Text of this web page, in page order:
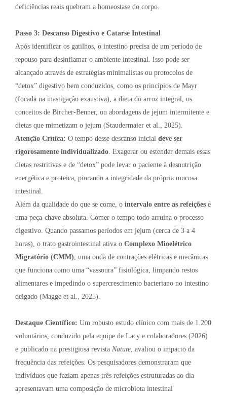
deficiências reais quebram a homeostase do corpo.
Passo 3: Descanso Digestivo e Catarse Intestinal
Após identificar os gatilhos, o intestino precisa de um período de
repouso para desinflamar o ambiente intestinal. Isso pode ser
alcançado através de estratégias minimalistas ou protocolos de
“detox” digestivo bem conduzidos, como os princípios de Mayr
(focada na mastigação exaustiva), a dieta do arroz integral, os
conceitos de Bircher-Benner, ou abordagens de jejum intermitente e
dietas que mimetizam o jejum (Staudermaier et al., 2025).
Atenção Crítica: O tempo desse descanso inicial deve ser
rigorosamente individualizado . Exagerar ou estender demais essas
dietas restritivas e de “detox” pode levar o paciente à desnutrição
energética e proteica, piorando a integridade da própria mucosa
intestinal.
Além da qualidade do que se come, o intervalo entre as refeições é
uma peça-chave absoluta. Comer o tempo todo arruína o processo
digestivo. Quando passamos períodos em jejum (cerca de 3 a 4
horas), o trato gastrointestinal ativa o Complexo Mioelétrico
Migratório (CMM) , uma onda de contrações elétricas e mecânicas
que funciona como uma “vassoura” fisiológica, limpando restos
alimentares e impedindo o supercrescimento bacteriano no intestino
delgado (Magge et al., 2025).
Destaque Científico: Um robusto estudo clínico com mais de 1.200
voluntários, conduzido pela equipe de Lacy e colaboradores (2026)
e publicado na prestigiosa revista Nature , avaliou o impacto da
frequência das refeições. Os pesquisadores demonstraram que
indivíduos que faziam apenas três refeições estruturadas ao dia
apresentavam uma composição de microbiota intestinal